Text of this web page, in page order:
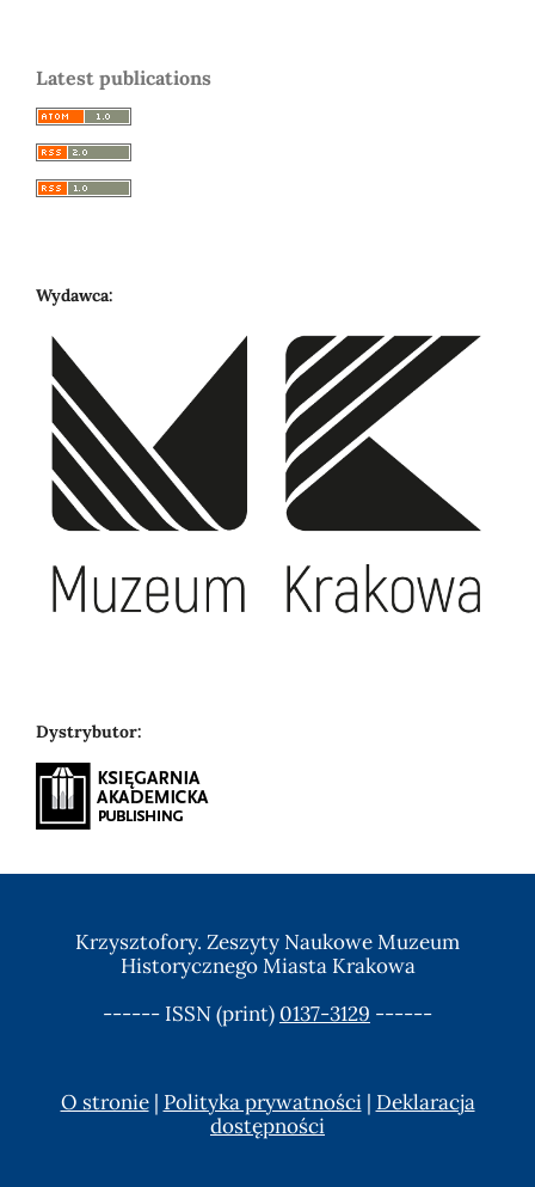
Latest publications
Wydawca:
Dystrybutor:
Krzysztofory. Zeszyty Naukowe Muzeum
Historycznego Miasta Krakowa
------ ISSN (print) 0137-3129 ------
O stronie| Polityka prywatności| Deklaracja
dostępności